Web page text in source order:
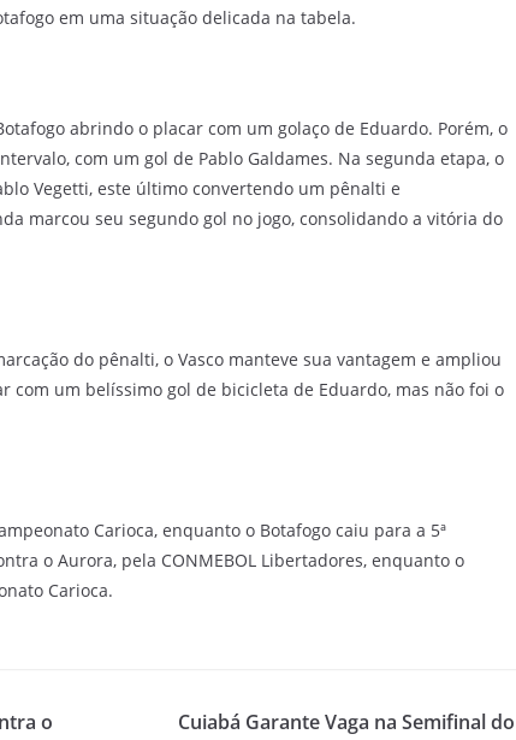
em uma situação delicada na tabela.
abrindo o placar com um golaço de Eduardo. Porém, o
com um gol de Pablo Galdames. Na segunda etapa, o
Vegetti, este último convertendo um pênalti e
marcou seu segundo gol no jogo, consolidando a vitória do
do pênalti, o Vasco manteve sua vantagem e ampliou
com um belíssimo gol de bicicleta de Eduardo, mas não foi o
Carioca, enquanto o Botafogo caiu para a 5ª
o Aurora, pela CONMEBOL Libertadores, enquanto o
Carioca.
o
Cuiabá Garante Vaga na Semifinal do